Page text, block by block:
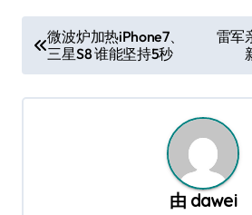
章
导
微波炉加热iPhone7、
三星S8 谁能坚持5秒
雷军
由 dawei